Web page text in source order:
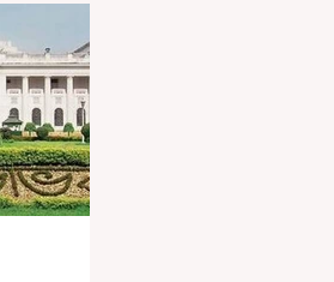
নেমেছে, সেটাই
কিন্তু
সেই সরকার
ছাত্রদের